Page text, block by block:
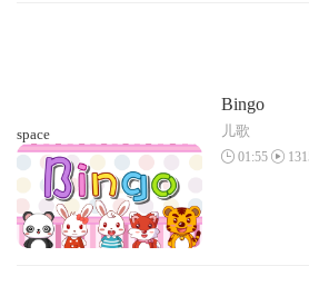
space
Bingo
儿歌
01:55